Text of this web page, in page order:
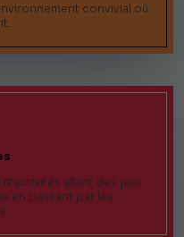
convivial où
allant des jeux
en passant par les